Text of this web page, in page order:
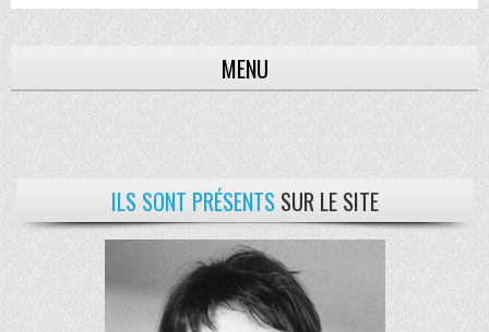
MENU
ILS SONT PRÉSENTS SUR LE SITE